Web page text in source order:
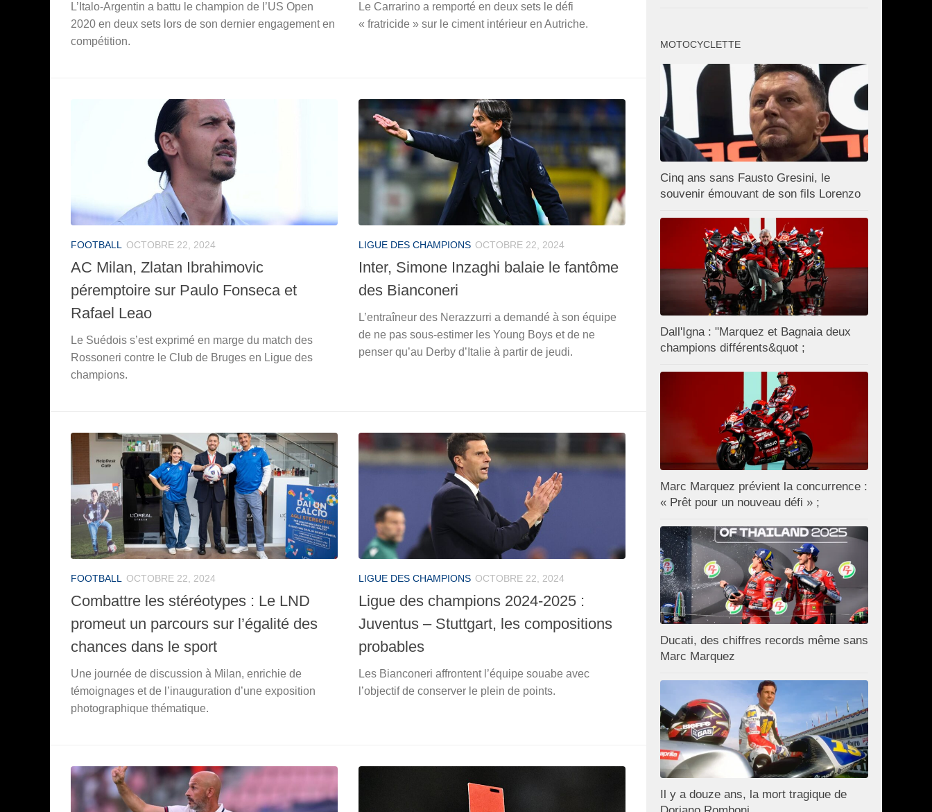
L’Italo-Argentin a battu le champion de l’US Open
2020 en deux sets lors de son dernier engagement en
compétition.
Le Carrarino a remporté en deux sets le défi
« fratricide » sur le ciment intérieur en Autriche.
FOOTBALL OCTOBRE 22, 2024
AC Milan, Zlatan Ibrahimovic
péremptoire sur Paulo Fonseca et
Rafael Leao
Le Suédois s’est exprimé en marge du match des
Rossoneri contre le Club de Bruges en Ligue des
champions.
LIGUE DES CHAMPIONS OCTOBRE 22, 2024
Inter, Simone Inzaghi balaie le fantôme
des Bianconeri
L’entraîneur des Nerazzurri a demandé à son équipe
de ne pas sous-estimer les Young Boys et de ne
penser qu’au Derby d’Italie à partir de jeudi.
FOOTBALL OCTOBRE 22, 2024
Combattre les stéréotypes : Le LND
promeut un parcours sur l’égalité des
chances dans le sport
Une journée de discussion à Milan, enrichie de
témoignages et de l’inauguration d’une exposition
photographique thématique.
LIGUE DES CHAMPIONS OCTOBRE 22, 2024
Ligue des champions 2024-2025 :
Juventus – Stuttgart, les compositions
probables
Les Bianconeri affrontent l’équipe souabe avec
l’objectif de conserver le plein de points.
MOTOCYCLETTE
Cinq ans sans Fausto Gresini, le
souvenir émouvant de son fils Lorenzo
Dall'Igna : "Marquez et Bagnaia deux
champions différents&quot ;
Marc Marquez prévient la concurrence :
« Prêt pour un nouveau défi » ;
Ducati, des chiffres records même sans
Marc Marquez
Il y a douze ans, la mort tragique de